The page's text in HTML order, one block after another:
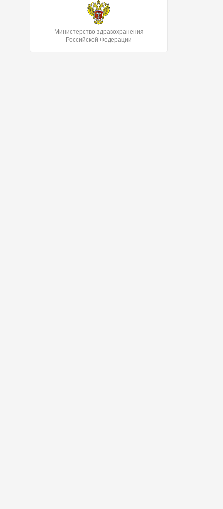
Министерство здравохранения
Российской Федерации